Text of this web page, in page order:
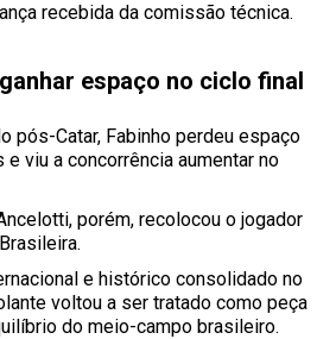
recebida da comissão técnica.
espaço no ciclo final
pós-Catar, Fabinho perdeu espaço
viu a concorrência aumentar no
porém, recolocou o jogador
e histórico consolidado no
voltou a ser tratado como peça
do meio-campo brasileiro.